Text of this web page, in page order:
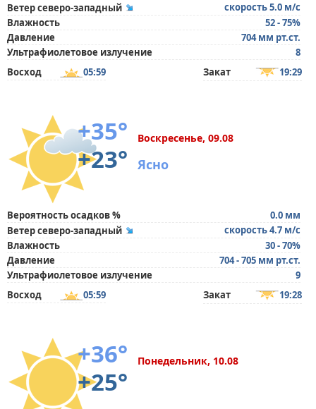
Ветер северо-западный
скорость 5.0 м/с
Влажность
52 - 75%
Давление
704 мм рт.ст.
Ультрафиолетовое излучение
8
Восход
05:59 Закат 19:29
+35°
+23°
Воскресенье, 09.08
Ясно
Вероятность осадков %
0.0 мм
Ветер северо-западный
скорость 4.7 м/с
Влажность
30 - 70%
Давление
704 - 705 мм рт.ст.
Ультрафиолетовое излучение
9
Восход
05:59 Закат 19:28
+36°
+25°
Понедельник, 10.08